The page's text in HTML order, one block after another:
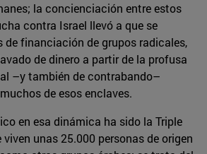
la concienciación entre estos
contra Israel llevó a que se
de financiación de grupos radicales,
de dinero a partir de la profusa
–y también de contrabando–
de esos enclaves.
en esa dinámica ha sido la Triple
viven unas 25.000 personas de origen